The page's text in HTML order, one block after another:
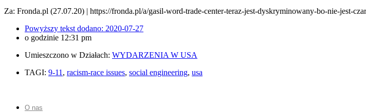
Za: Fronda.pl (27.07.20) | https://fronda.pl/a/gasil-word-trade-center-teraz-jest-dyskryminowany-bo-nie-jest-
Powyższy tekst dodano: 2020-07-27
o godzinie 12:31 pm
Umieszczono w Działach: WYDARZENIA W USA
TAGI: 9-11 , racism-race issues, social engineering, usa
O nas